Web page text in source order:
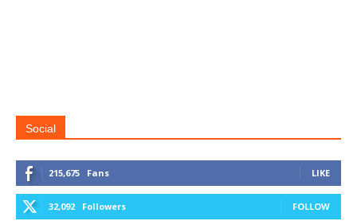
Social
215,675 Fans LIKE
32,092 Followers FOLLOW